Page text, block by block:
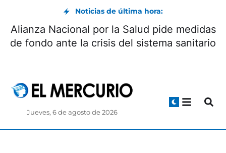
Noticias de última hora:
Alianza Nacional por la Salud pide medidas
de fondo ante la crisis del sistema sanitario
Jueves, 6 de agosto de 2026